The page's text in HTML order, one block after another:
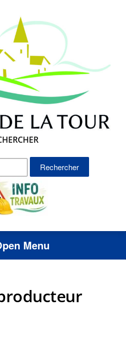
:
Menu